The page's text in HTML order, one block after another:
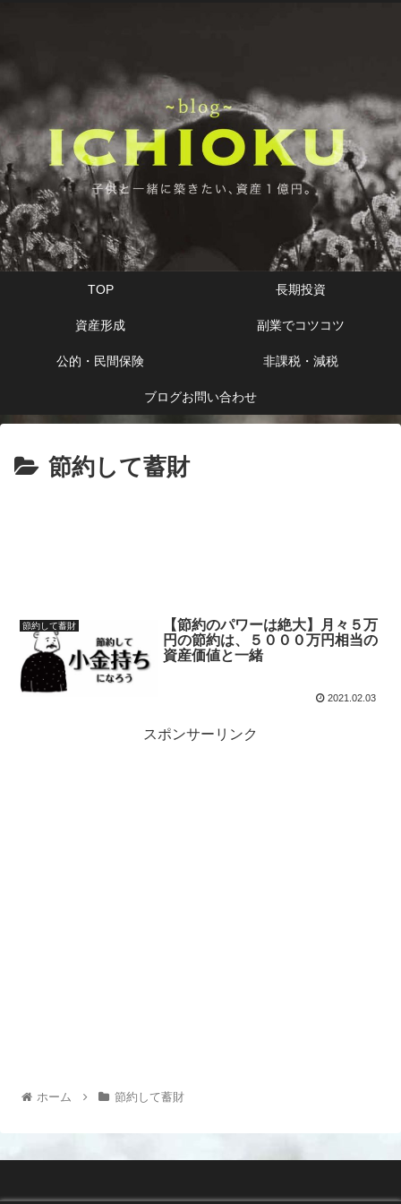
TOP 長期投資
資産形成 副業でコツコツ
公的・民間保険 非課税・減税
ブログお問い合わせ
節約して蓄財
節約して蓄財
【節約のパワーは絶大】月々５万
円の節約は、５０００万円相当の
資産価値と一緒
2021.02.03
スポンサーリンク
ホーム 節約して蓄財